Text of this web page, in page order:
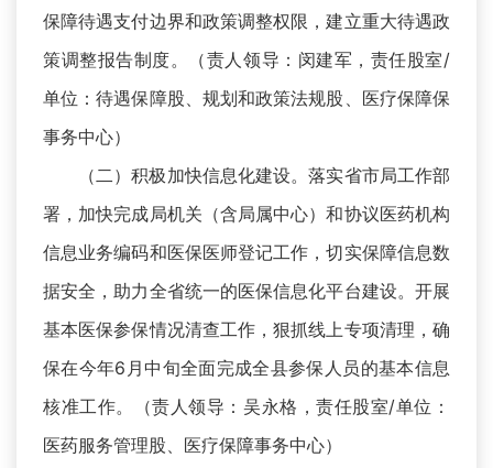
保障待遇支付边界和政策调整权限，建立重大待遇政
策调整报告制度。（责人领导：闵建军，责任股室/
单位：待遇保障股、规划和政策法规股、医疗保障保
事务中心）
（二）积极加快信息化建设。落实省市局工作部
署，加快完成局机关（含局属中心）和协议医药机构
信息业务编码和医保医师登记工作，切实保障信息数
据安全，助力全省统一的医保信息化平台建设。开展
基本医保参保情况清查工作，狠抓线上专项清理，确
保在今年6月中旬全面完成全县参保人员的基本信息
核准工作。（责人领导：吴永格，责任股室/单位：
医药服务管理股、医疗保障事务中心）